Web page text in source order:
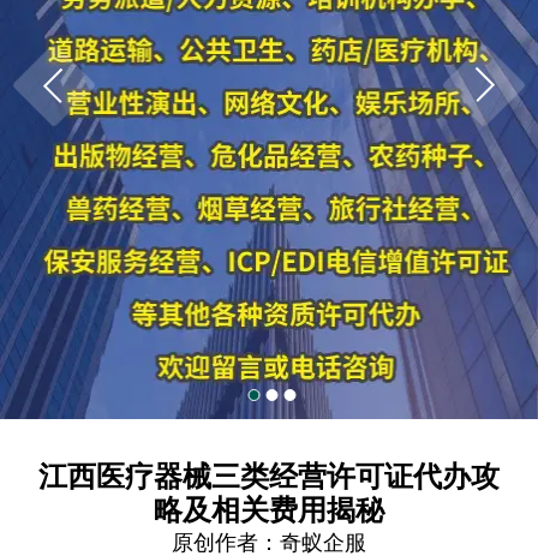
江西医疗器械三类经营许可证代办攻
略及相关费用揭秘
原创作者： 奇蚁企服